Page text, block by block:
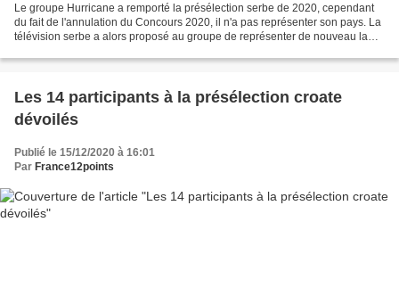
Le groupe Hurricane a remporté la présélection serbe de 2020, cependant
du fait de l'annulation du Concours 2020, il n'a pas représenter son pays. La
télévision serbe a alors proposé au groupe de représenter de nouveau la
Les 14 participants à la présélection croate
dévoilés
Publié le 15/12/2020 à 16:01
Par France12points